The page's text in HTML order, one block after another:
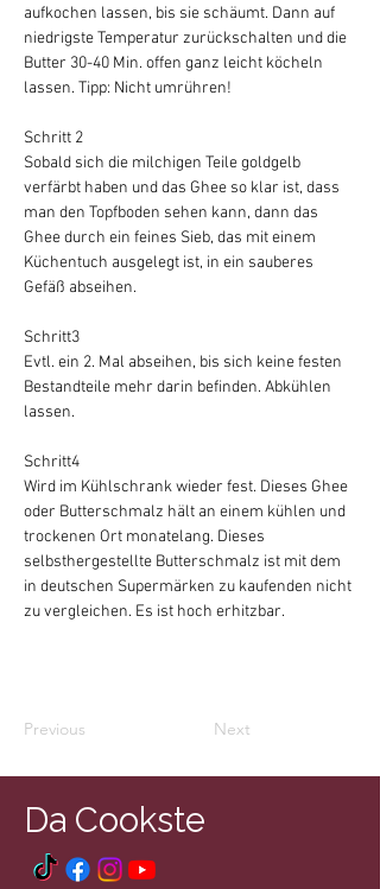
aufkochen lassen, bis sie schäumt. Dann auf
niedrigste Temperatur zurückschalten und die
Butter 30-40 Min. offen ganz leicht köcheln
lassen. Tipp: Nicht umrühren!
Schritt 2
Sobald sich die milchigen Teile goldgelb
verfärbt haben und das Ghee so klar ist, dass
man den Topfboden sehen kann, dann das
Ghee durch ein feines Sieb, das mit einem
Küchentuch ausgelegt ist, in ein sauberes
Gefäß abseihen.
Schritt3
Evtl. ein 2. Mal abseihen, bis sich keine festen
Bestandteile mehr darin befinden. Abkühlen
lassen.
Schritt4
Wird im Kühlschrank wieder fest. Dieses Ghee
oder Butterschmalz hält an einem kühlen und
trockenen Ort monatelang. Dieses
selbsthergestellte Butterschmalz ist mit dem
in deutschen Supermärken zu kaufenden nicht
zu vergleichen. Es ist hoch erhitzbar.
Previous Next
Da Cookste